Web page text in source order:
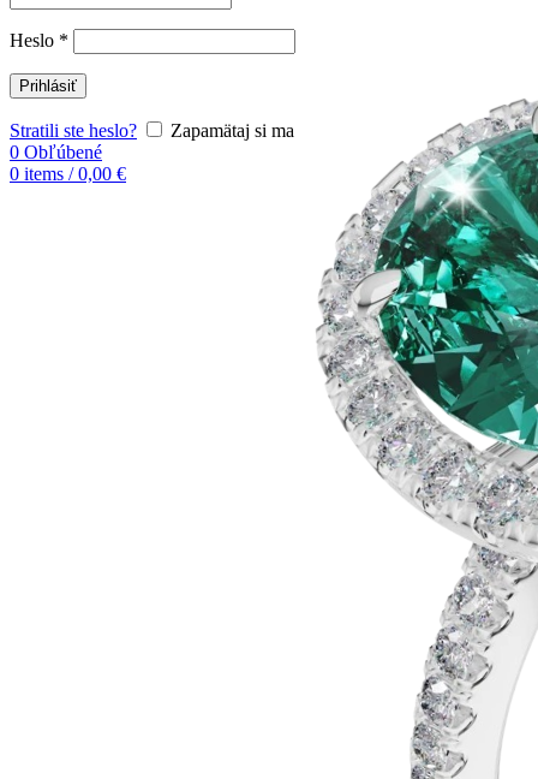
Heslo *
Prihlásiť
Stratili ste heslo?
Zapamätaj si ma
0 Obľúbené
0 items / 0,00 €